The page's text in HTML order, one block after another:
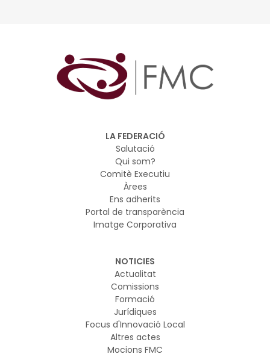
LA FEDERACIÓ
Salutació
Qui som?
Comitè Executiu
Àrees
Ens adherits
Portal de transparència
Imatge Corporativa
NOTICIES
Actualitat
Comissions
Formació
Jurídiques
Focus d'Innovació Local
Altres actes
Mocions FMC